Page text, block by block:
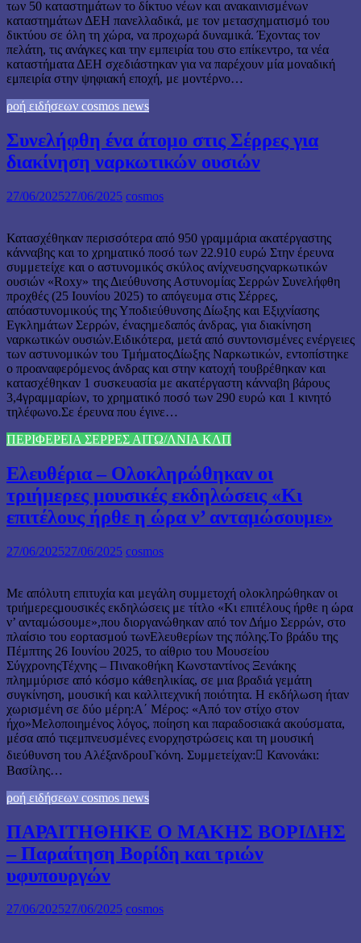
των 50 καταστημάτων το δίκτυο νέων και ανακαινισμένων
καταστημάτων ΔΕΗ πανελλαδικά, με τον μετασχηματισμό του
δικτύου σε όλη τη χώρα, να προχωρά δυναμικά. Έχοντας τον
πελάτη, τις ανάγκες και την εμπειρία του στο επίκεντρο, τα νέα
καταστήματα ΔΕΗ σχεδιάστηκαν για να παρέχουν μία μοναδική
εμπειρία στην ψηφιακή εποχή, με μοντέρνο…
ροή ειδήσεων cosmos news
Συνελήφθη ένα άτομο στις Σέρρες για
διακίνηση ναρκωτικών ουσιών
27/06/202527/06/2025 cosmos
Κατασχέθηκαν περισσότερα από 950 γραμμάρια ακατέργαστης
κάνναβης και το χρηματικό ποσό των 22.910 ευρώ Στην έρευνα
συμμετείχε και ο αστυνομικός σκύλος ανίχνευσηςναρκωτικών
ουσιών «Roxy» της Διεύθυνσης Αστυνομίας Σερρών Συνελήφθη
προχθές (25 Ιουνίου 2025) το απόγευμα στις Σέρρες,
απόαστυνομικούς της Υποδιεύθυνσης Δίωξης και Εξιχνίασης
Εγκλημάτων Σερρών, έναςημεδαπός άνδρας, για διακίνηση
ναρκωτικών ουσιών.Ειδικότερα, μετά από συντονισμένες ενέργειες
των αστυνομικών του ΤμήματοςΔίωξης Ναρκωτικών, εντοπίστηκε
ο προαναφερόμενος άνδρας και στην κατοχή τουβρέθηκαν και
κατασχέθηκαν 1 συσκευασία με ακατέργαστη κάνναβη βάρους
3,4γραμμαρίων, το χρηματικό ποσό των 290 ευρώ και 1 κινητό
τηλέφωνο.Σε έρευνα που έγινε…
ΠΕΡΙΦΕΡΕΙΑ ΣΕΡΡΕΣ ΑΙΤΩ/ΛΝΙΑ ΚΛΠ
Ελευθέρια – Ολοκληρώθηκαν οι
τριήμερες μουσικές εκδηλώσεις «Κι
επιτέλους ήρθε η ώρα ν’ ανταμώσουμε»
27/06/202527/06/2025 cosmos
Με απόλυτη επιτυχία και μεγάλη συμμετοχή ολοκληρώθηκαν οι
τριήμερεςμουσικές εκδηλώσεις με τίτλο «Κι επιτέλους ήρθε η ώρα
ν’ ανταμώσουμε»,που διοργανώθηκαν από τον Δήμο Σερρών, στο
πλαίσιο του εορτασμού τωνΕλευθερίων της πόλης.Το βράδυ της
Πέμπτης 26 Ιουνίου 2025, το αίθριο του Μουσείου
ΣύγχρονηςΤέχνης – Πινακοθήκη Κωνσταντίνος Ξενάκης
πλημμύρισε από κόσμο κάθεηλικίας, σε μια βραδιά γεμάτη
συγκίνηση, μουσική και καλλιτεχνική ποιότητα. Η εκδήλωση ήταν
χωρισμένη σε δύο μέρη:Α΄ Μέρος: «Από τον στίχο στον
ήχο»Μελοποιημένος λόγος, ποίηση και παραδοσιακά ακούσματα,
μέσα από τιςεμπνευσμένες ενορχηστρώσεις και τη μουσική
διεύθυνση του ΑλέξανδρουΓκόνη. Συμμετείχαν: Κανονάκι:
Βασίλης…
ροή ειδήσεων cosmos news
ΠΑΡΑΙΤΗΘΗΚΕ Ο ΜΑΚΗΣ ΒΟΡΙΔΗΣ
– Παραίτηση Βορίδη και τριών
υφυπουργών
27/06/202527/06/2025 cosmos